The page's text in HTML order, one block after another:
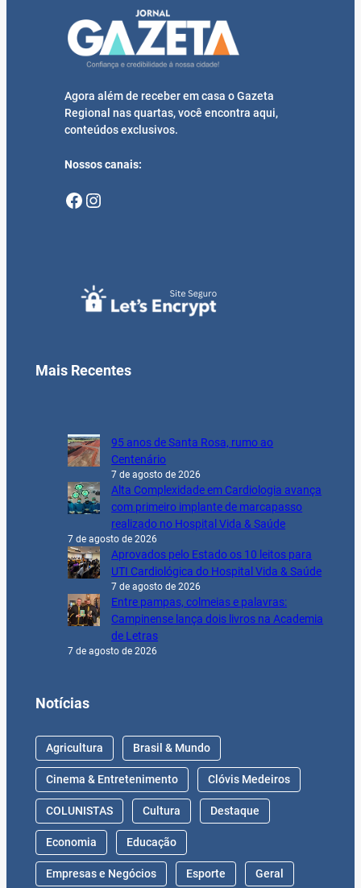
Agora além de receber em casa o Gazeta
Regional nas quartas, você encontra aqui,
conteúdos exclusivos.
Nossos canais:
Facebook Instagram
Mais Recentes
95 anos de Santa Rosa, rumo ao
Centenário
7 de agosto de 2026
Alta Complexidade em Cardiologia avança
com primeiro implante de marcapasso
realizado no Hospital Vida & Saúde
7 de agosto de 2026
Aprovados pelo Estado os 10 leitos para
UTI Cardiológica do Hospital Vida & Saúde
7 de agosto de 2026
Entre pampas, colmeias e palavras:
Campinense lança dois livros na Academia
de Letras
7 de agosto de 2026
Notícias
Agricultura Brasil & Mundo
Cinema & Entretenimento Clóvis Medeiros
COLUNISTAS Cultura Destaque
Economia Educação
Empresas e Negócios Esporte Geral